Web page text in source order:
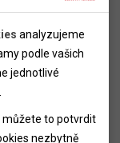
analyzujeme
podle vašich
jednotlivé
můžete to potvrdit
nezbytně
použitelná
stránky a
Webová
cookies.